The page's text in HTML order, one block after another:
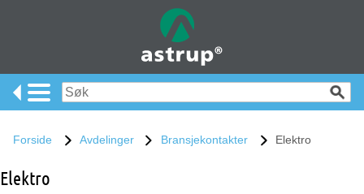
Forside Avdelinger Bransjekontakter Elektro
Elektro